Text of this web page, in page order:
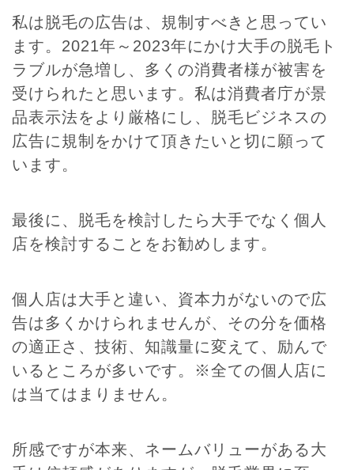
私は脱毛の広告は、規制すべきと思ってい
ます。2021年～2023年にかけ大手の脱毛ト
ラブルが急増し、多くの消費者様が被害を
受けられたと思います。私は消費者庁が景
品表示法をより厳格にし、脱毛ビジネスの
広告に規制をかけて頂きたいと切に願って
います。
最後に、脱毛を検討したら大手でなく個人
店を検討することをお勧めします。
個人店は大手と違い、資本力がないので広
告は多くかけられませんが、その分を価格
の適正さ、技術、知識量に変えて、励んで
いるところが多いです。※全ての個人店に
は当てはまりません。
所感ですが本来、ネームバリューがある大